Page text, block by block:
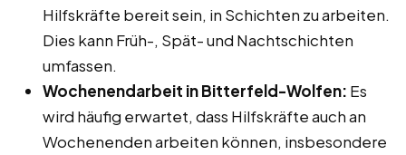
Hilfskräfte bereit sein, in Schichten zu arbeiten.
Dies kann Früh-, Spät- und Nachtschichten
umfassen.
Wochenendarbeit in Bitterfeld-Wolfen: Es
wird häufig erwartet, dass Hilfskräfte auch an
Wochenenden arbeiten können, insbesondere